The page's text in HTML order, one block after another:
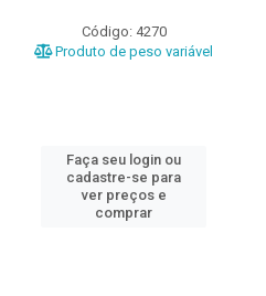
Código: 4270
Produto de peso variável
Faça seu login ou
cadastre-se para
ver preços e
comprar